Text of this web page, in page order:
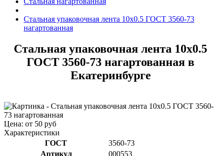
Стальная упаковочная лента 10x0.5 ГОСТ 3560-73
нагартованная
Стальная упаковочная лента 10x0.5
ГОСТ 3560-73 нагартованная в
Екатеринбурге
Цена: от 50 руб
Характеристики
ГОСТ
3560-73
Артикул
000553